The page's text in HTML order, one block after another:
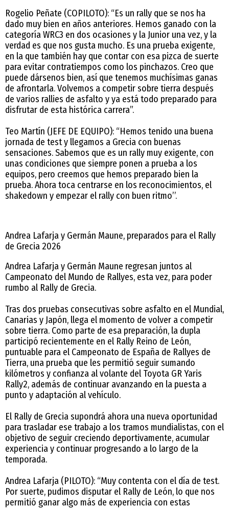
Rogelio Peñate (COPILOTO): “Es un rally que se nos ha
dado muy bien en años anteriores. Hemos ganado con la
categoría WRC3 en dos ocasiones y la Junior una vez, y la
verdad es que nos gusta mucho. Es una prueba exigente,
en la que también hay que contar con esa pizca de suerte
para evitar contratiempos como los pinchazos. Creo que
puede dársenos bien, así que tenemos muchísimas ganas
de afrontarla. Volvemos a competir sobre tierra después
de varios rallies de asfalto y ya está todo preparado para
disfrutar de esta histórica carrera”.
Teo Martín (JEFE DE EQUIPO): “Hemos tenido una buena
jornada de test y llegamos a Grecia con buenas
sensaciones. Sabemos que es un rally muy exigente, con
unas condiciones que siempre ponen a prueba a los
equipos, pero creemos que hemos preparado bien la
prueba. Ahora toca centrarse en los reconocimientos, el
shakedown y empezar el rally con buen ritmo’’.
Andrea Lafarja y Germán Maune, preparados para el Rally
de Grecia 2026
Andrea Lafarja y Germán Maune regresan juntos al
Campeonato del Mundo de Rallyes, esta vez, para poder
rumbo al Rally de Grecia.
Tras dos pruebas consecutivas sobre asfalto en el Mundial,
Canarias y Japón, llega el momento de volver a competir
sobre tierra. Como parte de esa preparación, la dupla
participó recientemente en el Rally Reino de León,
puntuable para el Campeonato de España de Rallyes de
Tierra, una prueba que les permitió seguir sumando
kilómetros y confianza al volante del Toyota GR Yaris
Rally2, además de continuar avanzando en la puesta a
punto y adaptación al vehículo.
El Rally de Grecia supondrá ahora una nueva oportunidad
para trasladar ese trabajo a los tramos mundialistas, con el
objetivo de seguir creciendo deportivamente, acumular
experiencia y continuar progresando a lo largo de la
temporada.
Andrea Lafarja (PILOTO): “Muy contenta con el día de test.
Por suerte, pudimos disputar el Rally de León, lo que nos
permitió ganar algo más de experiencia con estas